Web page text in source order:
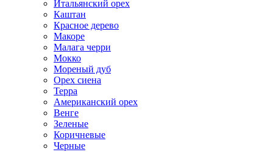
Итальянский орех
Каштан
Красное дерево
Макоре
Малага черри
Мокко
Мореный дуб
Орех сиена
Терра
Американский орех
Венге
Зеленые
Коричневые
Черные